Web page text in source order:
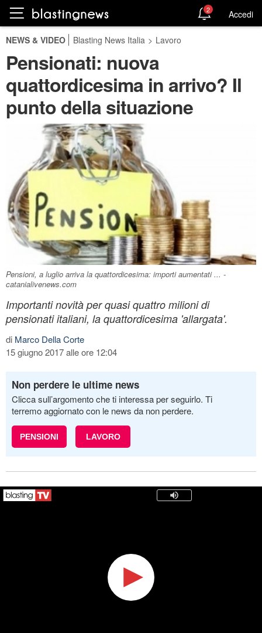
2 Accedi
NEWS & VIDEO Blasting News Italia > Lavoro
Pensionati: nuova
quattordicesima in arrivo? Il
punto della situazione
Pensioni, a luglio arriva la quattordicesima: importi aumentati ... -
catanialivenews.com
Importanti novità per quasi quattro milioni di
pensionati italiani, la quattordicesima 'allargata'.
di Marco Della Corte
15 giugno 2017 alle ore 12:04
Non perdere le ultime news
Clicca sull’argomento che ti interessa per seguirlo. Ti
terremo aggiornato con le news da non perdere.
PENSIONI LAVORO